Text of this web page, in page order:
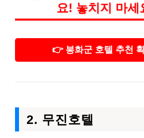
요! 놓치지 마세
👉 봉화군 호텔 추천
2. 무진호텔